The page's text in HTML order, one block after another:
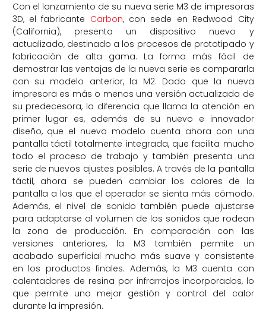
Con el lanzamiento de su nueva serie M3 de impresoras
3D, el fabricante Carbon, con sede en Redwood City
(California), presenta un dispositivo nuevo y
actualizado, destinado a los procesos de prototipado y
fabricación de alta gama. La forma más fácil de
demostrar las ventajas de la nueva serie es compararla
con su modelo anterior, la M2. Dado que la nueva
impresora es más o menos una versión actualizada de
su predecesora, la diferencia que llama la atención en
primer lugar es, además de su nuevo e innovador
diseño, que el nuevo modelo cuenta ahora con una
pantalla táctil totalmente integrada, que facilita mucho
todo el proceso de trabajo y también presenta una
serie de nuevos ajustes posibles. A través de la pantalla
táctil, ahora se pueden cambiar los colores de la
pantalla a los que el operador se sienta más cómodo.
Además, el nivel de sonido también puede ajustarse
para adaptarse al volumen de los sonidos que rodean
la zona de producción. En comparación con las
versiones anteriores, la M3 también permite un
acabado superficial mucho más suave y consistente
en los productos finales. Además, la M3 cuenta con
calentadores de resina por infrarrojos incorporados, lo
que permite una mejor gestión y control del calor
durante la impresión.